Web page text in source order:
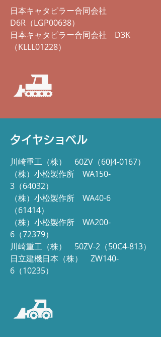
日本キャタピラー合同会社
D6R（LGP00638）
日本キャタピラー合同会社 D3K
（KLLL01228）
タイヤショベル
川崎重工（株） 60ZV（60J4-0167）
（株） 小松製作所
WA150-
3（64032）
（株） 小松製作所
WA40-6
（61414）
（株） 小松製作所 WA200-
6（72379）
川崎重工（株） 50ZV-2（50C4-813）
日立建機日本（株） ZW140-
6（10235）